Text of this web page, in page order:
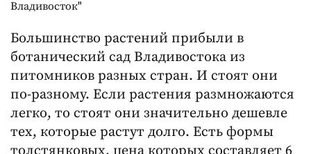
Владивосток"
Большинство растений прибыли в
ботанический сад Владивостока из
питомников разных стран. И стоят они
по-разному. Если растения размножаются
легко, то стоят они значительно дешевле
тех, которые растут долго. Есть формы